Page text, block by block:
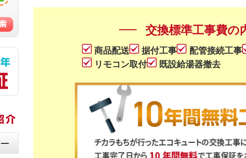
交換標準工事費の
商品配送 据付工事 配管接続工事
リモコン取付
既設給湯器撤去